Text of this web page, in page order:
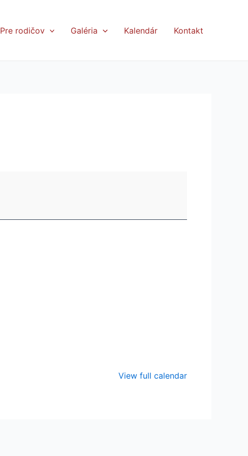
Pre rodičov Galéria Kalendár Kontakt
View full calendar